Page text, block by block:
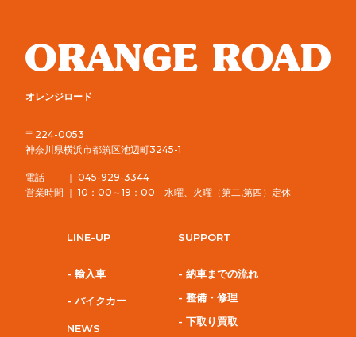
オレンジロード
〒224-0053
神奈川県横浜市都筑区池辺町3245-1
電話 ｜ 045-929-3344
営業時間 ｜ 10：00～19：00 水曜、火曜（第二,第四）定休
LINE-UP
- 輸入車
- パイクカー
NEWS
SUPPORT
- 納車までの流れ
- 整備・修理
- 下取り買取